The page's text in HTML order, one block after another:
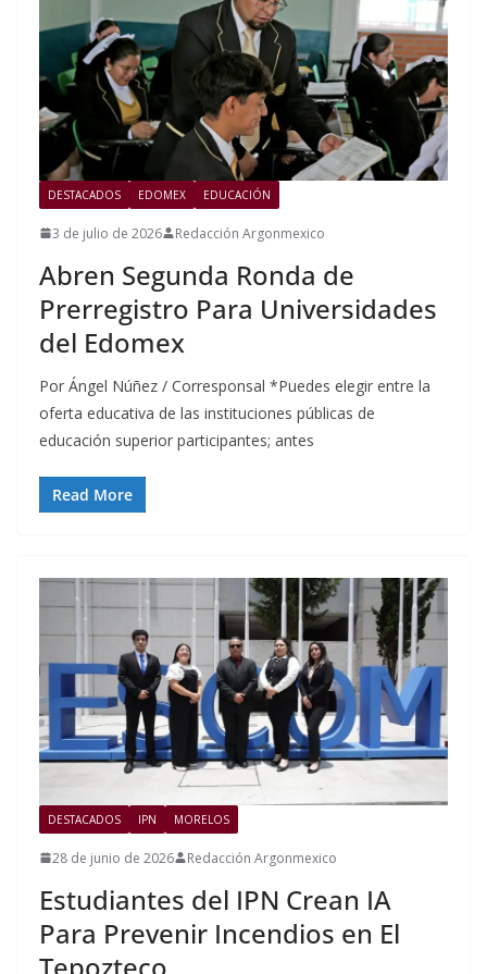
DESTACADOS EDOMEX EDUCACIÓN
3 de julio de 2026 Redacción Argonmexico
Abren Segunda Ronda de
Prerregistro Para Universidades
del Edomex
Por Ángel Núñez / Corresponsal *Puedes elegir entre la
oferta educativa de las instituciones públicas de
educación superior participantes; antes
Read More
DESTACADOS IPN MORELOS
28 de junio de 2026 Redacción Argonmexico
Estudiantes del IPN Crean IA
Para Prevenir Incendios en El
Tepozteco